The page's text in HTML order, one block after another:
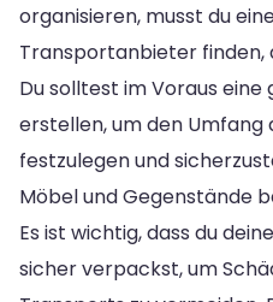
organisieren, musst du
Transportanbieter finden,
Du solltest im Voraus
erstellen, um den Umfang
festzulegen und
Möbel und Gegenstände
Es ist wichtig, dass du
sicher verpackst, um